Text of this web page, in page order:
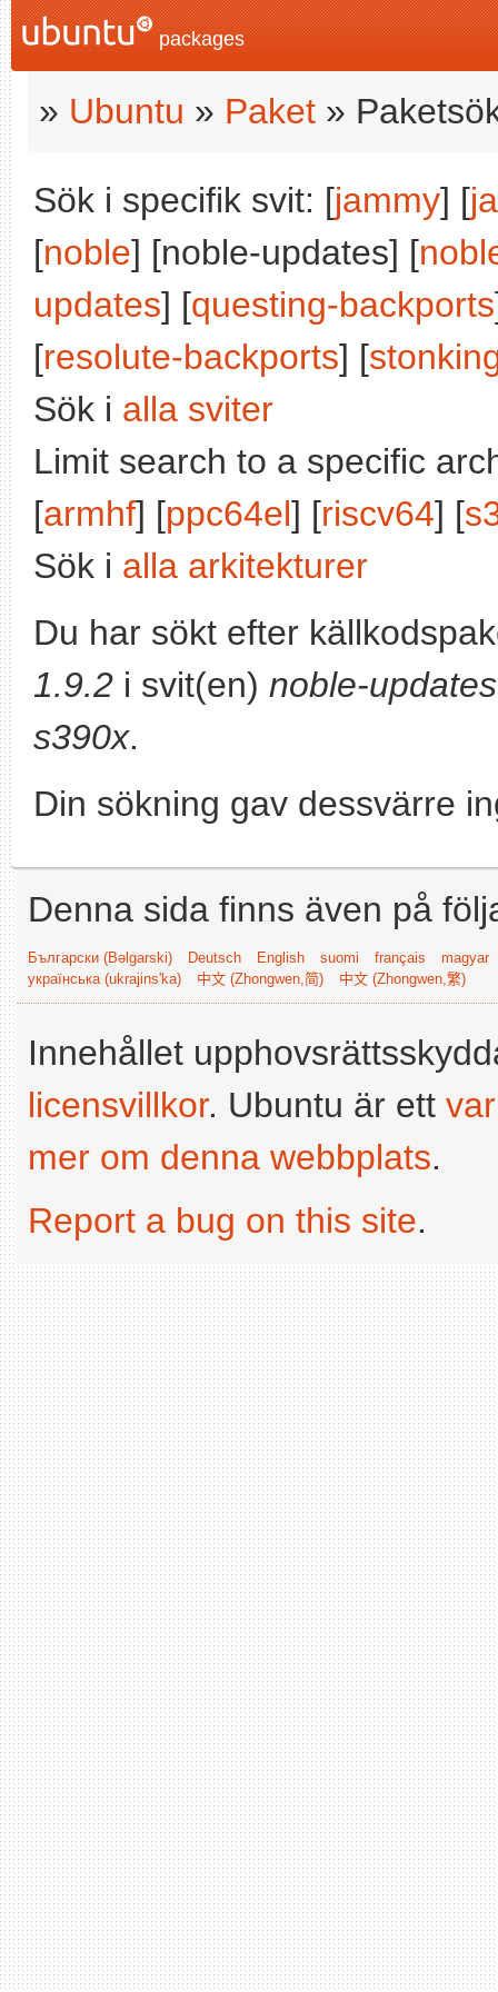
packages
» Ubuntu » Paket »
Sök i specifik svit: [jammy] [
[noble] [noble-updates] [
updates] [questing-backports
[resolute-backports] [
Sök i alla sviter
Limit search to a specific
[armhf] [ppc64el] [riscv64] [
Sök i alla arkitekturer
Du har sökt efter
1.9.2 i svit(en) noble-updates
s390x.
Din sökning gav dessvärre
Denna sida finns även på
Български (Bəlgarski) Deutsch English suomi français
magyar
українська (ukrajins'ka)
中文 (Zhongwen,简) 中文 (Zhongwen,繁)
Innehållet
licensvillkor. Ubuntu är ett
mer om denna webbplats.
Report a bug on this site.